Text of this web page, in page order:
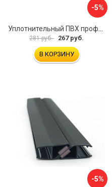
-5%
281 руб. 267 руб.
В КОРЗИНУ
-5%